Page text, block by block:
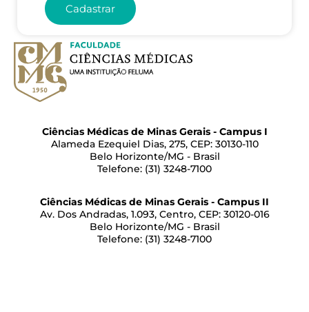
Cadastrar
Ciências Médicas de Minas Gerais - Campus I
Alameda Ezequiel Dias, 275, CEP: 30130-110
Belo Horizonte/MG - Brasil
Telefone: (31) 3248-7100
Ciências Médicas de Minas Gerais - Campus II
Av. Dos Andradas, 1.093, Centro, CEP: 30120-016
Belo Horizonte/MG - Brasil
Telefone: (31) 3248-7100